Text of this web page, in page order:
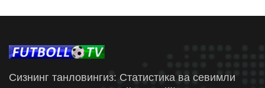
Сизнинг танловингиз: Статистика ва севимли